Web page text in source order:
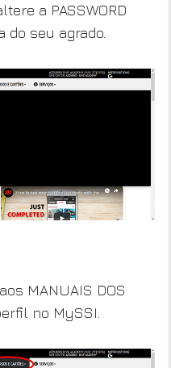
a PASSWORD
do seu agrado.
MANUAIS DOS
no MySSI.